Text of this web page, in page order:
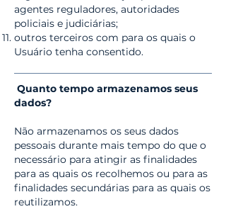
agentes reguladores, autoridades
policiais e judiciárias;
outros terceiros com para os quais o
Usuário tenha consentido.
Quanto tempo armazenamos seus
dados?
Não armazenamos os seus dados
pessoais durante mais tempo do que o
necessário para atingir as finalidades
para as quais os recolhemos ou para as
finalidades secundárias para as quais os
reutilizamos.